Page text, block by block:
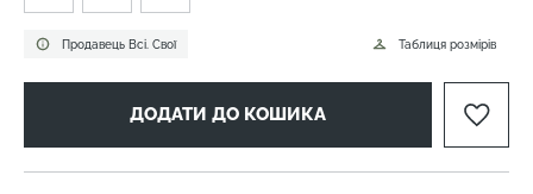
Продавець Всі. Свої Таблиця розмірів
ДОДАТИ ДО КОШИКА